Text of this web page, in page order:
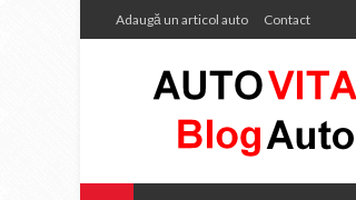
Adaugă un articol auto Contact